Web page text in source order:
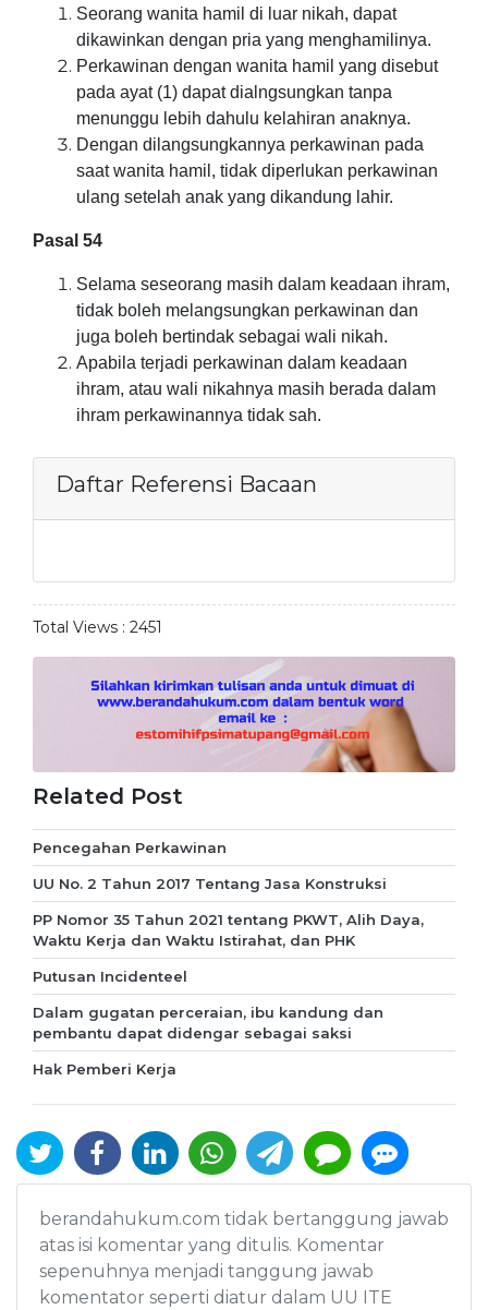
Seorang wanita hamil di luar nikah, dapat
dikawinkan dengan pria yang menghamilinya.
Perkawinan dengan wanita hamil yang disebut
pada ayat (1) dapat dialngsungkan tanpa
menunggu lebih dahulu kelahiran anaknya.
Dengan dilangsungkannya perkawinan pada
saat wanita hamil, tidak diperlukan perkawinan
ulang setelah anak yang dikandung lahir.
Pasal 54
Selama seseorang masih dalam keadaan ihram,
tidak boleh melangsungkan perkawinan dan
juga boleh bertindak sebagai wali nikah.
Apabila terjadi perkawinan dalam keadaan
ihram, atau wali nikahnya masih berada dalam
ihram perkawinannya tidak sah.
Daftar Referensi Bacaan
Total Views : 2451
Related Post
Pencegahan Perkawinan
UU No. 2 Tahun 2017 Tentang Jasa Konstruksi
PP Nomor 35 Tahun 2021 tentang PKWT, Alih Daya,
Waktu Kerja dan Waktu Istirahat, dan PHK
Putusan Incidenteel
Dalam gugatan perceraian, ibu kandung dan
pembantu dapat didengar sebagai saksi
Hak Pemberi Kerja
berandahukum.com tidak bertanggung jawab
atas isi komentar yang ditulis. Komentar
sepenuhnya menjadi tanggung jawab
komentator seperti diatur dalam UU ITE